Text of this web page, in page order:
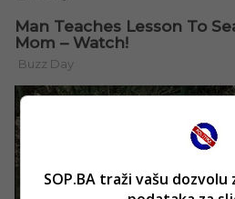
SOP.BA traži vašu